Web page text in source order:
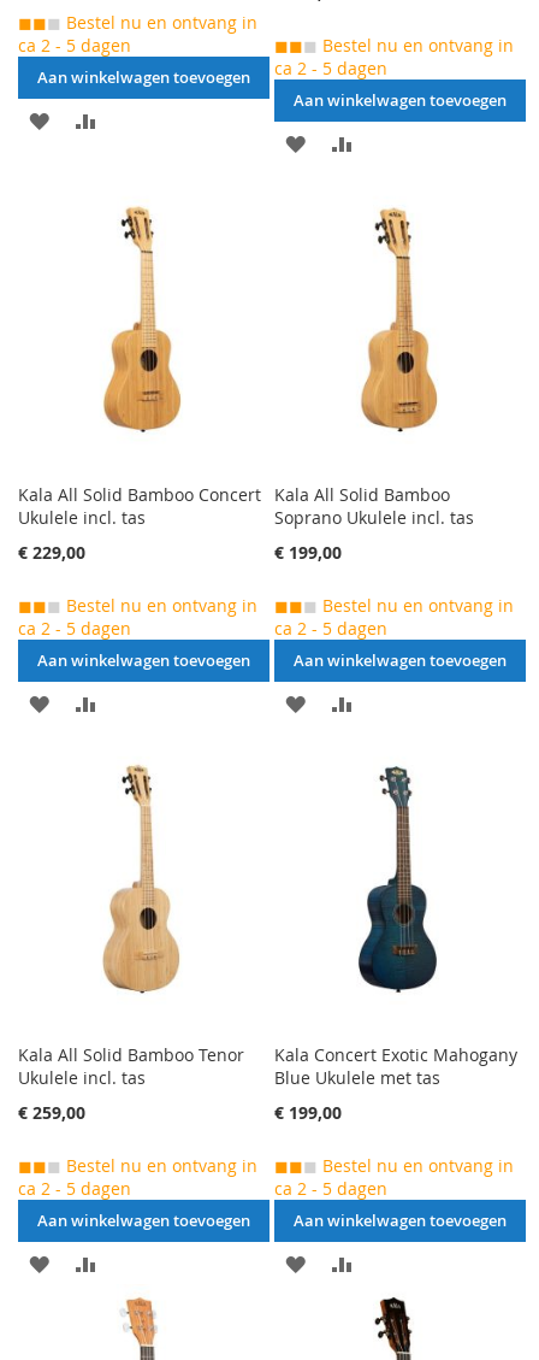
◼◼◼ Bestel nu en ontvang in
ca 2 - 5 dagen
Aan winkelwagen toevoegen
AAN
TOEVOEGEN
VERGELIJKEN
◼◼◼ Bestel nu en ontvang in
ca 2 - 5 dagen
Aan winkelwagen toevoegen
AAN
TOEVOEGEN
OM
VERGELIJKEN
Kala All Solid Bamboo Concert
Ukulele incl. tas
€ 229,00
◼◼◼ Bestel nu en ontvang in
ca 2 - 5 dagen
Aan winkelwagen toevoegen
AAN
TOEVOEGEN
OM
VERGELIJKEN
Kala All Solid Bamboo
Soprano Ukulele incl. tas
€ 199,00
◼◼◼ Bestel nu en ontvang in
ca 2 - 5 dagen
Aan winkelwagen toevoegen
AAN
TOEVOEGEN
OM
VERGELIJKEN
Kala All Solid Bamboo Tenor
Ukulele incl. tas
€ 259,00
◼◼◼ Bestel nu en ontvang in
ca 2 - 5 dagen
Aan winkelwagen toevoegen
AAN
VERLANGLIJST
TOEVOEGEN
TOE
Kala Concert Exotic Mahogany
Blue Ukulele met tas
€ 199,00
◼◼◼ Bestel nu en ontvang in
ca 2 - 5 dagen
Aan winkelwagen toevoegen
AAN
VERLANGLIJST
TOEVOEGEN
TOE
OM